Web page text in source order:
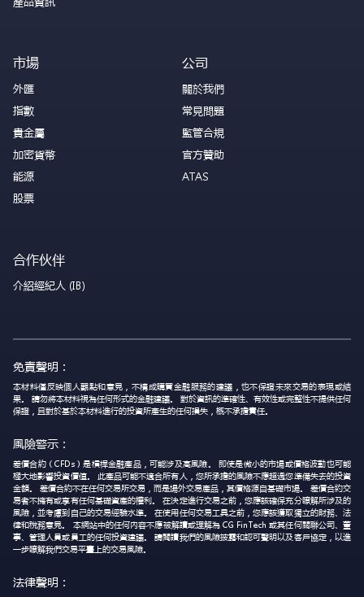
市場
外匯
指數
貴金屬
加密貨幣
能源
股票
公司
關於我們
常見問題
監管合規
官方贊助
ATAS
合作伙伴
介紹經紀人 (IB)
免責聲明：
本材料僅反映個人觀點和意見，不構成購買金融服務的建議，也不保證未來交易的表現或結
果。 請勿將本材料視為任何形式的金融建議。 對於資訊的準確性、有效性或完整性不提供任何
保證，且對於基於本材料進行的投資所產生的任何損失，概不承擔責任。
風險警示：
差價合約（CFDs）是槓桿金融產品，可能涉及高風險。 即使是微小的市場或價格波動也可能
極大地影響投資價值。 此產品可能不適合所有人，您所承擔的風險不應超過您準備失去的投資
金額。 差價合約不在任何交易所交易，而是場外交易產品，其價格源自基礎市場。 差價合約交
易者不擁有或享有任何基礎資產的權利。 在決定進行交易之前，您應該確保充分瞭解所涉及的
風險，並考慮到自己的交易經驗水準。 在使用任何交易工具之前，您應該獲取獨立的財務、法
律和稅務意見。 本網站中的任何內容不應被解讀或理解為 CG FinTech 或其任何關聯公司、董
事、管理人員或員工的任何投資建議。 請閱讀我們的風險披露和認可聲明以及客戶協定，以進
一步瞭解我們交易平臺上的交易風險。
法律聲明：